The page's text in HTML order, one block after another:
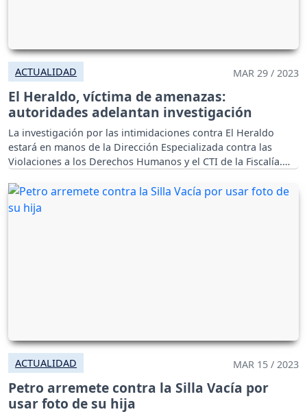
ACTUALIDAD MAR 29 / 2023
El Heraldo, víctima de amenazas:
autoridades adelantan investigación
La investigación por las intimidaciones contra El Heraldo
estará en manos de la Dirección Especializada contra las
Violaciones a los Derechos Humanos y el CTI de la Fiscalía.
ACTUALIDAD MAR 15 / 2023
Petro arremete contra la Silla Vacía por
usar foto de su hija